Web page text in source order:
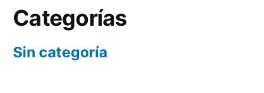
Categorías
Sin categoría